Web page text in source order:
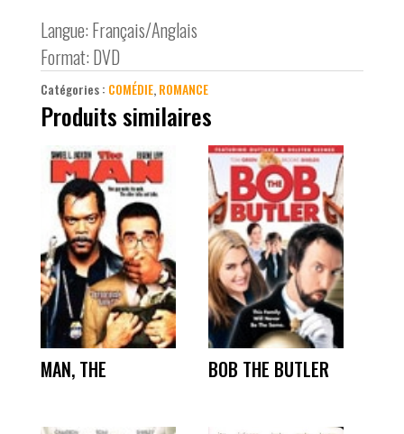
Langue: Français/Anglais
Format: DVD
Catégories : COMÉDIE,ROMANCE
Produits similaires
MAN, THE BOB THE BUTLER